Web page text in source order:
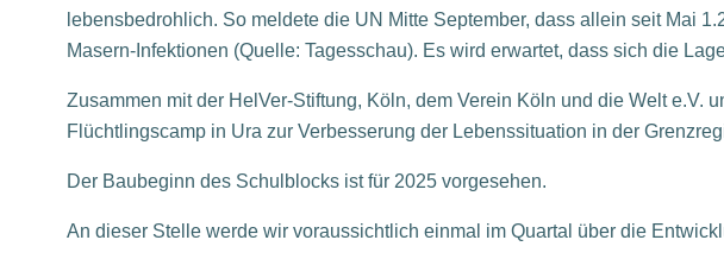
lebensbedrohlich. So meldete die UN Mitte September, dass allein seit Mai
Masern-Infektionen (Quelle: Tagesschau). Es wird erwartet, dass sich die
Zusammen mit der HelVer-Stiftung, Köln, dem Verein Köln und die Welt
Flüchtlingscamp in Ura zur Verbesserung der Lebenssituation in der
Der Baubeginn des Schulblocks ist für 2025 vorgesehen.
An dieser Stelle werde wir voraussichtlich einmal im Quartal über die